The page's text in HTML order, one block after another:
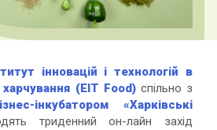
інновацій і технологій в
харчування (EIT Food)спільно з
інкубатором «Харківські
триденний он-лайн захід